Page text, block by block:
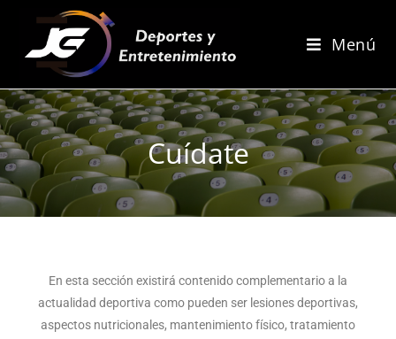
Menú
Cuídate
En esta sección existirá contenido complementario a la
actualidad deportiva como pueden ser lesiones deportivas,
aspectos nutricionales, mantenimiento físico, tratamiento